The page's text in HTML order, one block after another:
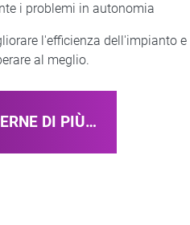
i problemi in autonomia
l'efficienza dell'impianto
al meglio.
DI PIÙ…